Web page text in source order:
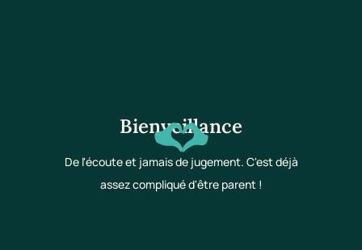
Bienveillance
De l'écoute et jamais de jugement. C'est déjà
assez compliqué d'être parent !